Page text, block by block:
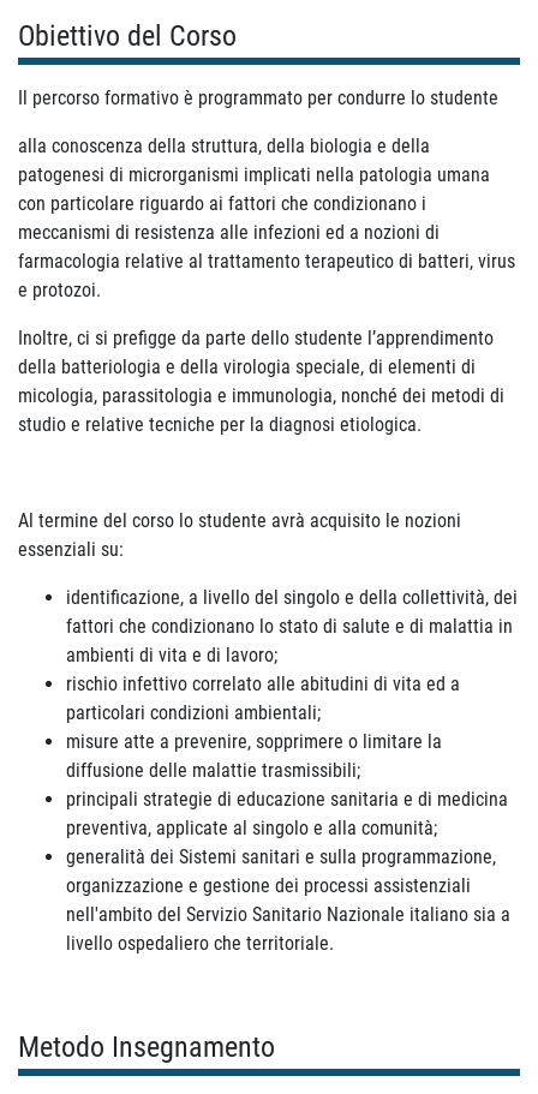
Obiettivo del Corso
Il percorso formativo è programmato per condurre lo studente
alla conoscenza della struttura, della biologia e della
patogenesi di microrganismi implicati nella patologia umana
con particolare riguardo ai fattori che condizionano i
meccanismi di resistenza alle infezioni ed a nozioni di
farmacologia relative al trattamento terapeutico di batteri, virus
e protozoi.
Inoltre, ci si prefigge da parte dello studente l’apprendimento
della batteriologia e della virologia speciale, di elementi di
micologia, parassitologia e immunologia, nonché dei metodi di
studio e relative tecniche per la diagnosi etiologica.
Al termine del corso lo studente avrà acquisito le nozioni
essenziali su:
identificazione, a livello del singolo e della collettività, dei
fattori che condizionano lo stato di salute e di malattia in
ambienti di vita e di lavoro;
rischio infettivo correlato alle abitudini di vita ed a
particolari condizioni ambientali;
misure atte a prevenire, sopprimere o limitare la
diffusione delle malattie trasmissibili;
principali strategie di educazione sanitaria e di medicina
preventiva, applicate al singolo e alla comunità;
generalità dei Sistemi sanitari e sulla programmazione,
organizzazione e gestione dei processi assistenziali
nell'ambito del Servizio Sanitario Nazionale italiano sia a
livello ospedaliero che territoriale.
Metodo Insegnamento